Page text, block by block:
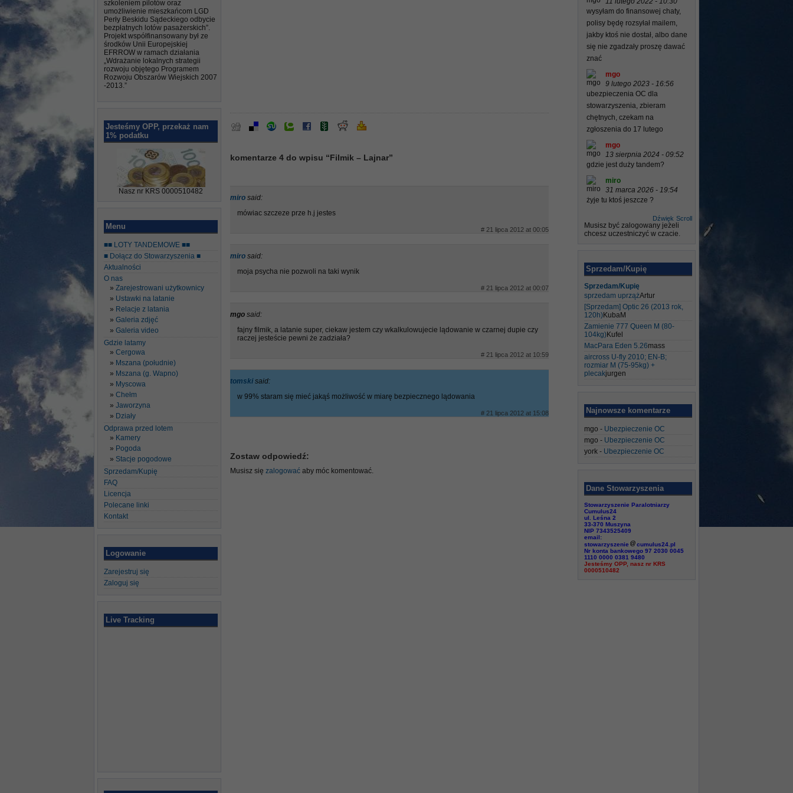
szkoleniem pilotów oraz
umożliwienie mieszkańcom LGD
Perły Beskidu Sądeckiego odbycie
bezpłatnych lotów pasażerskich”.
Projekt współfinansowany był ze
środków Unii Europejskiej
EFRROW w ramach działania
„Wdrażanie lokalnych strategii
rozwoju objętego Programem
Rozwoju Obszarów Wiejskich 2007
-2013.”
Jesteśmy OPP, przekaż nam
1% podatku
Nasz nr KRS 0000510482
Menu
■■ LOTY TANDEMOWE ■■
■ Dołącz do Stowarzyszenia ■
Aktualności
O nas
Zarejestrowani użytkownicy
Ustawki na latanie
Relacje z latania
Galeria zdjęć
Galeria video
Gdzie latamy
Cergowa
Mszana (południe)
Mszana (g. Wapno)
Myscowa
Chełm
Jaworzyna
Działy
Odprawa przed lotem
Kamery
Pogoda
Stacje pogodowe
Sprzedam/Kupię
FAQ
Licencja
Polecane linki
Kontakt
Logowanie
Zarejestruj się
Zaloguj się
Live Tracking
komentarze 4 do wpisu “Filmik – Lajnar”
miro said:
mówiac szczeze prze h.j jestes
# 21 lipca 2012 at 00:05
miro said:
moja psycha nie pozwoli na taki wynik
# 21 lipca 2012 at 00:07
mgo said:
fajny filmik, a latanie super, ciekaw jestem czy wkalkulowujecie lądowanie w czarnej dupie czy
raczej jesteście pewni że zadziała?
# 21 lipca 2012 at 10:59
tomski said:
w 99% staram się mieć jakąś możliwość w miarę bezpiecznego lądowania
# 21 lipca 2012 at 15:08
Zostaw odpowiedź:
Musisz się zalogować aby móc komentować.
wysyłam do finansowej chaty,
polisy będę rozsyłał mailem,
jakby ktoś nie dostał, albo dane
się nie zgadzały proszę dawać
znać
mgo
9 lutego 2023 - 16:56
ubezpieczenia OC dla
stowarzyszenia, zbieram
chętnych, czekam na
zgłoszenia do 17 lutego
mgo
13 sierpnia 2024 - 09:52
gdzie jest duży tandem?
miro
31 marca 2026 - 19:54
żyje tu ktoś jeszcze ?
Scroll
Dźwięk
Musisz być zalogowany jeżeli
chcesz uczestniczyć w czacie.
Sprzedam/Kupię
Sprzedam/Kupię
sprzedam uprzążArtur
[Sprzedam] Optic 26 (2013 rok,
120h) KubaM
Zamienie 777 Queen M (80-
104kg) Kufel
MacPara Eden 5.26mass
aircross U-fly 2010; EN-B;
rozmiar M (75-95kg) +
plecakjurgen
Najnowsze komentarze
mgo - Ubezpieczenie OC
mgo - Ubezpieczenie OC
york - Ubezpieczenie OC
Dane Stowarzyszenia
Stowarzyszenie Paralotniarzy
Cumulus24
ul. Leśna 2
33-370 Muszyna
NIP 7343525409
email:
stowarzyszenie
cumulus24.pl
Nr konta bankowego 97 2030 0045
1110 0000 0381 9480
Jesteśmy OPP, nasz nr KRS
0000510482